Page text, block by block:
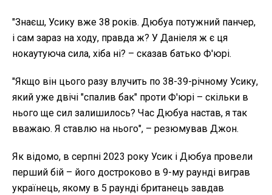
"Знаєш, Усику вже 38 років. Дюбуа потужний панчер,
і сам зараз на ходу, правда ж? У Даніеля ж є ця
нокаутуюча сила, хіба ні? – сказав батько Ф'юрі.
"Якщо він цього разу влучить по 38-39-річному Усику,
який уже двічі "спалив бак" проти Ф'юрі – скільки в
нього ще сил залишилось? Час Дюбуа настав, я так
вважаю. Я ставлю на нього", – резюмував Джон.
Як відомо, в серпні 2023 року Усик і Дюбуа провели
перший бій – його достроково в 9-му раунді виграв
українець, якому в 5 раунді британець завдав